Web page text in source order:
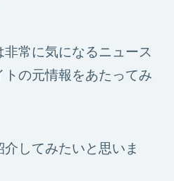
常に気になるニュース
の元情報をあたってみ
してみたいと思いま